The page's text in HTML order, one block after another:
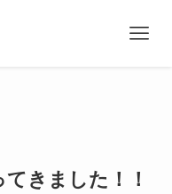
きました！！